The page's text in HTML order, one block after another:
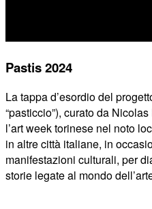
Pastis 2024
La tappa d’esordio del
“pasticcio”), curato da
l’art week torinese nel noto
in altre città italiane, in
manifestazioni culturali, per
storie legate al mondo